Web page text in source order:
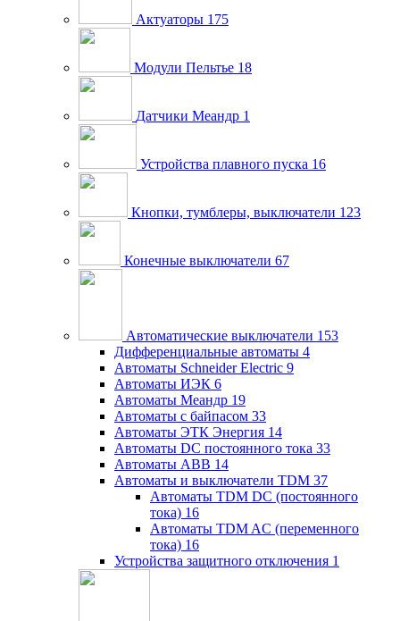
Актуаторы 175
Модули Пельтье 18
Датчики Меандр 1
Устройства плавного пуска 16
Кнопки, тумблеры, выключатели 123
Конечные выключатели 67
Автоматические выключатели 153
Дифференциальные автоматы 4
Автоматы Schneider Electric 9
Автоматы ИЭК 6
Автоматы Меандр 19
Автоматы с байпасом 33
Автоматы ЭТК Энергия 14
Автоматы DC постоянного тока 33
Автоматы ABB 14
Автоматы и выключатели TDM 37
Автоматы TDM DC (постоянного
тока) 16
Автоматы TDM AC (переменного
тока) 16
Устройства защитного отключения 1